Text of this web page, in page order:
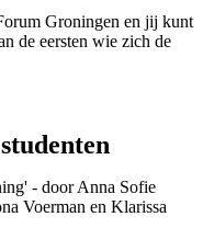
Groningen en jij kunt
de eersten wie zich de
- door Anna Sofie
Voerman en Klarissa